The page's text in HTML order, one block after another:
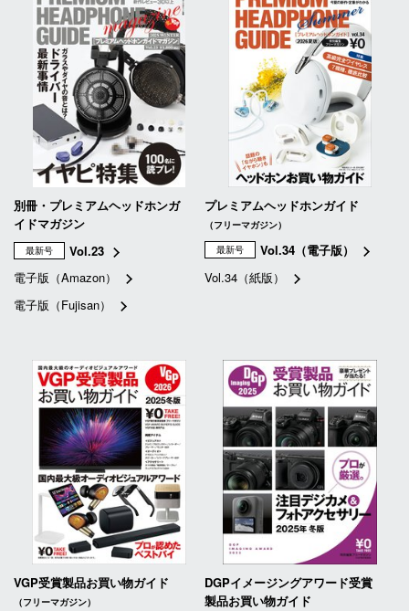
別冊・プレミアムヘッドホンガ
イドマガジン
最新号
Vol.23
電子版（Amazon）
電子版（Fujisan）
プレミアムヘッドホンガイド
（フリーマガジン）
最新号
Vol.34（電子版）
Vol.34（紙版）
VGP受賞製品お買い物ガイド
（フリーマガジン）
DGPイメージングアワード受賞
製品お買い物ガイド